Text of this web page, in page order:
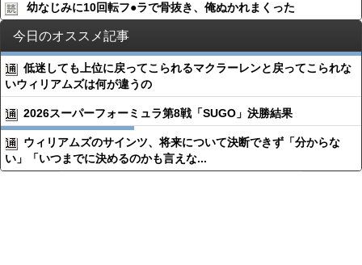
幼なじみに10回転フ●︎ラで骨抜き、俺ぬかれまくった
今日のオススメ記事
低迷しても上位に戻ってこられるマクラーレンと戻ってこられな
いウィリアムズは何が違うの
2026スーパーフォーミュラ第8戦「SUGO」決勝結果
ウィリアムズのサインツ、将来について決断できず「分からな
い」「いつまでに決めるのかも言えな...